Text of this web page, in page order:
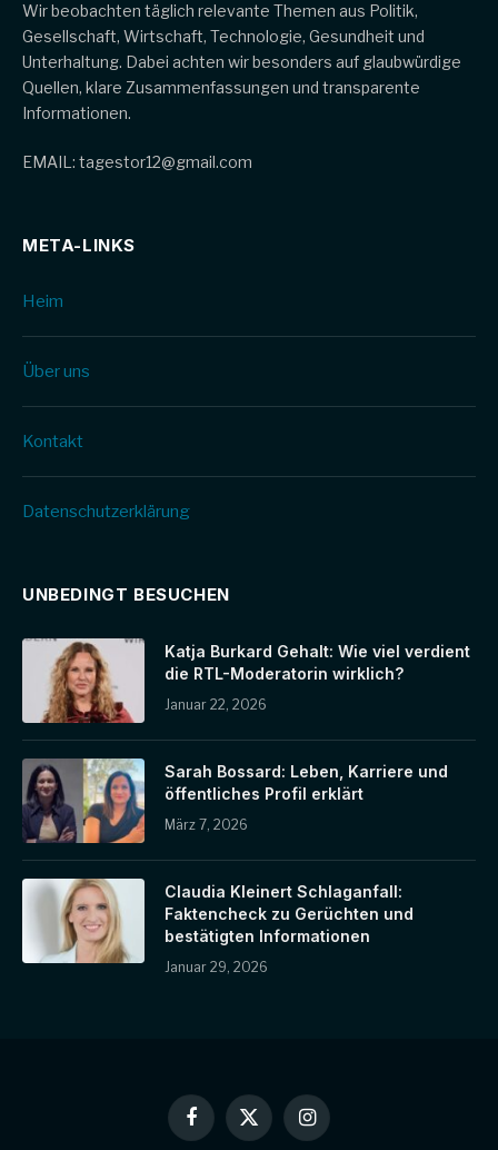
Wir beobachten täglich relevante Themen aus Politik,
Gesellschaft, Wirtschaft, Technologie, Gesundheit und
Unterhaltung. Dabei achten wir besonders auf glaubwürdige
Quellen, klare Zusammenfassungen und transparente
Informationen.
EMAIL: tagestor12@gmail.com
META-LINKS
Heim
Über uns
Kontakt
Datenschutz­erklärung
UNBEDINGT BESUCHEN
Katja Burkard Gehalt: Wie viel verdient
die RTL-Moderatorin wirklich?
Januar 22, 2026
Sarah Bossard: Leben, Karriere und
öffentliches Profil erklärt
März 7, 2026
Claudia Kleinert Schlaganfall:
Faktencheck zu Gerüchten und
bestätigten Informationen
Januar 29, 2026
Facebook
X
Instagram